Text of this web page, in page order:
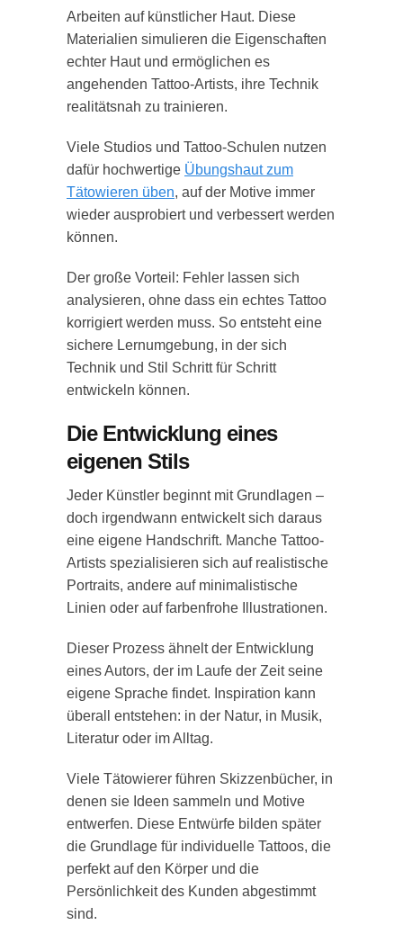
Arbeiten auf künstlicher Haut. Diese
Materialien simulieren die Eigenschaften
echter Haut und ermöglichen es
angehenden Tattoo-Artists, ihre Technik
realitätsnah zu trainieren.
Viele Studios und Tattoo-Schulen nutzen
dafür hochwertige Übungshaut zum
Tätowieren üben, auf der Motive immer
wieder ausprobiert und verbessert werden
können.
Der große Vorteil: Fehler lassen sich
analysieren, ohne dass ein echtes Tattoo
korrigiert werden muss. So entsteht eine
sichere Lernumgebung, in der sich
Technik und Stil Schritt für Schritt
entwickeln können.
Die Entwicklung eines
eigenen Stils
Jeder Künstler beginnt mit Grundlagen –
doch irgendwann entwickelt sich daraus
eine eigene Handschrift. Manche Tattoo-
Artists spezialisieren sich auf realistische
Portraits, andere auf minimalistische
Linien oder auf farbenfrohe Illustrationen.
Dieser Prozess ähnelt der Entwicklung
eines Autors, der im Laufe der Zeit seine
eigene Sprache findet. Inspiration kann
überall entstehen: in der Natur, in Musik,
Literatur oder im Alltag.
Viele Tätowierer führen Skizzenbücher, in
denen sie Ideen sammeln und Motive
entwerfen. Diese Entwürfe bilden später
die Grundlage für individuelle Tattoos, die
perfekt auf den Körper und die
Persönlichkeit des Kunden abgestimmt
sind.